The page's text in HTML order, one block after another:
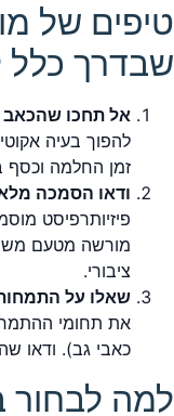
טיפים של
שבדרך
אל תחכו שהכאב
להפוך בעיה
זמן החלמה וכסף
ודאו הסמכה
פיזיותרפיסט
מורשה מטעם
ציבורי.
שאלו על
את תחומי
כאבי גב). ודאו
למה לבחור